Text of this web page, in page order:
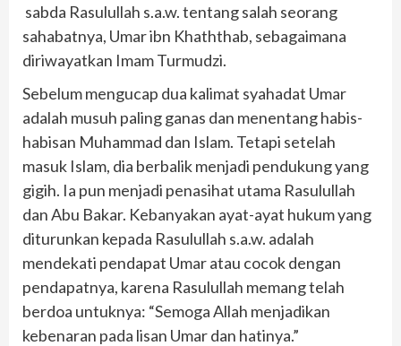
sabda Rasulullah s.a.w. tentang salah seorang
sahabatnya, Umar ibn Khaththab, sebagaimana
diriwayatkan Imam Turmudzi.
Sebelum mengucap dua kalimat syahadat Umar
adalah musuh paling ganas dan menentang habis-
habisan Muhammad dan Islam. Tetapi setelah
masuk Islam, dia berbalik menjadi pendukung yang
gigih. Ia pun menjadi penasihat utama Rasulullah
dan Abu Bakar. Kebanyakan ayat-ayat hukum yang
diturunkan kepada Rasulullah s.a.w. adalah
mendekati pendapat Umar atau cocok dengan
pendapatnya, karena Rasulullah memang telah
berdoa untuknya: “Semoga Allah menjadikan
kebenaran pada lisan Umar dan hatinya.”